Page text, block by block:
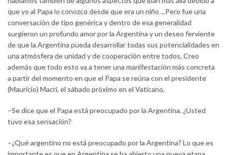
que yo al Papa lo conozco desde que era un niño ...Pero fue una
conversación de tipo genérica y dentro de esa generalidad
surgieron un profundo amor por la Argentina y un deseo ferviente
de que la Argentina pueda desarrollar todas sus potencialidades en
una atmósfera de unidad y de cooperación entre todos. Creo
además que todo esto va a tener una manifestación más concreta
a partir del momento en que el Papa se reúna con el presidente
(Mauricio) Macri, el sábado próximo en el Vaticano.
–Se dice que el Papa está preocupado por la Argentina. ¿Usted
tuvo esa sensación?
–¿Qué argentino no está preocupado por la Argentina? Lo que es